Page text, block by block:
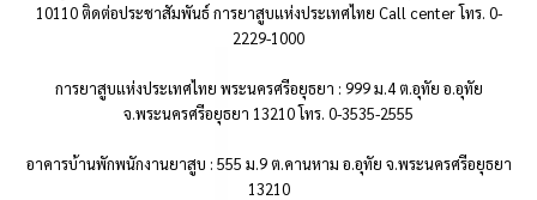
10110 ติดต่อประชาสัมพันธ์ การยาสูบแห่งประเทศไทย Call center โทร. 0-
2229-1000
การยาสูบแห่งประเทศไทย พระนครศรีอยุธยา : 999 ม.4 ต.อุทัย อ.อุทัย
จ.พระนครศรีอยุธยา 13210 โทร. 0-3535-2555
อาคารบ้านพักพนักงานยาสูบ : 555 ม.9 ต.คานหาม อ.อุทัย จ.พระนครศรีอยุธยา
13210